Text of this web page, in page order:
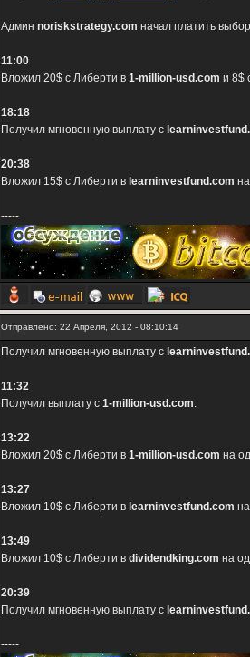
Админ noriskstrategy.com начал платить
11:00
Вложил 20$ с Либерти в 1-million-usd.com и 8$
18:18
Получил мгновенную выплату с
20:38
Вложил 15$ с Либерти в learninvestfund.com
-----
Отправлено: 22 Апреля, 2012 - 08:10:14
Получил мгновенную выплату с
11:32
Получил выплату с 1-million-usd.com.
13:22
Вложил 20$ с Либерти в 1-million-usd.com на
13:27
Вложил 10$ с Либерти в learninvestfund.com
13:49
Вложил 10$ с Либерти в dividendking.com на
20:39
Получил мгновенную выплату с
-----